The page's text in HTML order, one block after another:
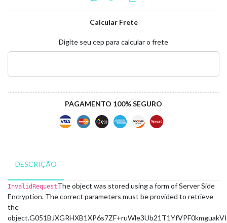
Calcular Frete
Digite seu cep para calcular o frete
PAGAMENTO 100% SEGURO
DESCRIÇÃO
InvalidRequestThe object was stored using a form of Server Side
Encryption. The correct parameters must be provided to retrieve
the
object.G051BJXGRHXB1XP6